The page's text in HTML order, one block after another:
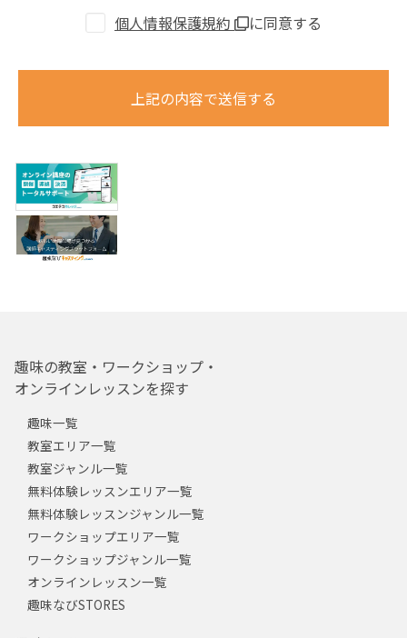
個人情報保護規約 に同意する
上記の内容で送信する
趣味の教室・ワークショップ・
オンラインレッスンを探す
趣味一覧
教室エリア一覧
教室ジャンル一覧
無料体験レッスンエリア一覧
無料体験レッスンジャンル一覧
ワークショップエリア一覧
ワークショップジャンル一覧
オンラインレッスン一覧
趣味なびSTORES